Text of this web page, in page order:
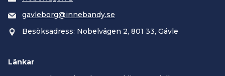
gavleborg@innebandy.se
Besöksadress: Nobelvägen 2, 801 33, Gävle
Länkar